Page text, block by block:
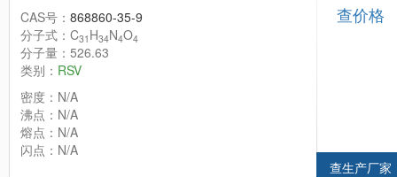
CAS号： 868860-35-9
分子式：C31 H34N4O4
分子量：526.63
类别： RSV
密度：N/A
沸点：N/A
熔点：N/A
闪点：N/A
查价格
查生产厂家